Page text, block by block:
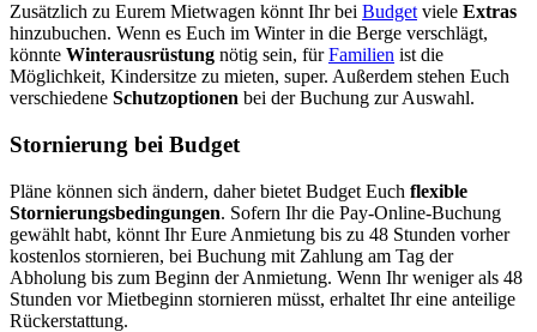
Zusätzlich zu Eurem Mietwagen könnt Ihr bei Budget viele Extras
hinzubuchen. Wenn es Euch im Winter in die Berge verschlägt,
könnte Winterausrüstung nötig sein, fürFamilien ist die
Möglichkeit, Kindersitze zu mieten, super. Außerdem stehen Euch
verschiedene Schutzoptionen bei der Buchung zur Auswahl.
Stornierung bei Budget
Pläne können sich ändern, daher bietet Budget Euch flexible
Stornierungsbedingungen. Sofern Ihr die Pay-Online-Buchung
gewählt habt, könnt Ihr Eure Anmietung bis zu 48 Stunden vorher
kostenlos stornieren, bei Buchung mit Zahlung am Tag der
Abholung bis zum Beginn der Anmietung. Wenn Ihr weniger als 48
Stunden vor Mietbeginn stornieren müsst, erhaltet Ihr eine anteilige
Rückerstattung.